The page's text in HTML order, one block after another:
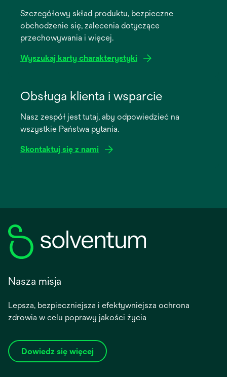
newSzczegółowy skład produktu, bezpieczne
obchodzenie się, zalecenia dotyczące
przechowywania i więcej.
Wyszukaj karty charakterystyki
new
Obsługa klienta i wsparcie
Nasz zespół jest tutaj, aby odpowiedzieć na
wszystkie Państwa pytania.
Skontaktuj się z nami
Nasza misja
Lepsza, bezpieczniejsza i efektywniejsza ochrona
zdrowia w celu poprawy jakości życia
Dowiedz się więcej